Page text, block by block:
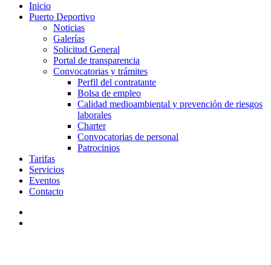
Inicio
Puerto Deportivo
Noticias
Galerías
Solicitud General
Portal de transparencia
Convocatorias y trámites
Perfil del contratante
Bolsa de empleo
Calidad medioambiental y prevención de riesgos
laborales
Charter
Convocatorias de personal
Patrocinios
Tarifas
Servicios
Eventos
Contacto